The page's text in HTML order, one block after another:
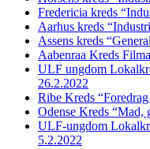
Fredericia kreds
Aarhus kreds
Assens kreds
Aabenraa Kreds
ULF ungdom
26.2.2022
Ribe Kreds
Odense Kreds “Mad,
ULF-ungdom
5.2.2022